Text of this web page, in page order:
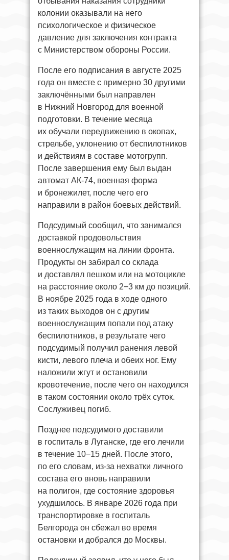
колонии оказывали на него
психологическое и физическое
давление для заключения контракта
с Министерством обороны России.
После его подписания в августе 2025
года он вместе с примерно 30 другими
заключёнными был направлен
в Нижний Новгород для военной
подготовки. В течение месяца
их обучали передвижению в окопах,
стрельбе, уклонению от беспилотников
и действиям в составе мотогрупп.
После завершения ему был выдан
автомат АК-74, военная форма
и бронежилет, после чего его
направили в район боевых действий.
Подсудимый сообщил, что занимался
доставкой продовольствия
военнослужащим на линии фронта.
Продукты он забирал со склада
и доставлял пешком или на мотоцикле
на расстояние около 2−3 км до позиций.
В ноябре 2025 года в ходе одного
из таких выходов он с другим
военнослужащим попали под атаку
беспилотников, в результате чего
подсудимый получил ранения левой
кисти, левого плеча и обеих ног. Ему
наложили жгут и остановили
кровотечение, после чего он находился
в таком состоянии около трёх суток.
Сослуживец погиб.
Позднее подсудимого доставили
в госпиталь в Луганске, где его лечили
в течение 10−15 дней. После этого,
по его словам, из-за нехватки личного
состава его вновь направили
на полигон, где состояние здоровья
ухудшилось. В январе 2026 года при
транспортировке в госпиталь
Белгорода он сбежал во время
остановки и добрался до Москвы.